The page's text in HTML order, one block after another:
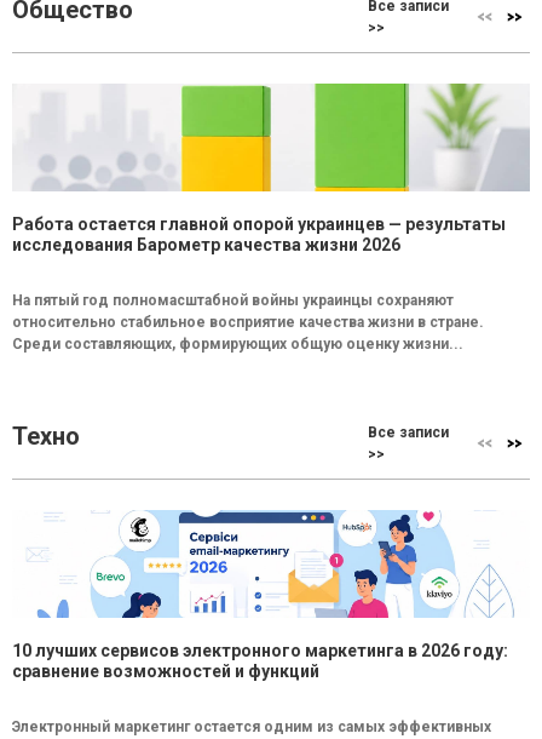
Общество
Все записи
>>
Работа остается главной опорой украинцев — результаты
исследования Барометр качества жизни 2026
На пятый год полномасштабной войны украинцы сохраняют
относительно стабильное восприятие качества жизни в стране.
Среди составляющих, формирующих общую оценку жизни...
Техно
Все записи
>>
10 лучших сервисов электронного маркетинга в 2026 году:
сравнение возможностей и функций
Электронный маркетинг остается одним из самых эффективных